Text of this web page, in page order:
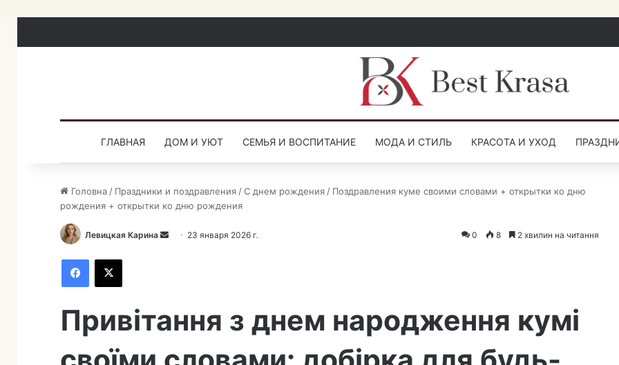
ГЛАВНАЯ ДОМ И УЮТ СЕМЬЯ И ВОСПИТАНИЕ МОДА И СТИЛЬ КРАСОТА И УХОД
Головна / Праздники и поздравления /С днем рождения / Поздравления куме своими словами + открытки ко дню
рождения + открытки ко дню рождения
Левицкая Карина
в
23 января 2026 г. 0 8 2 хвилин на читання
Привітання з днем народження кумі